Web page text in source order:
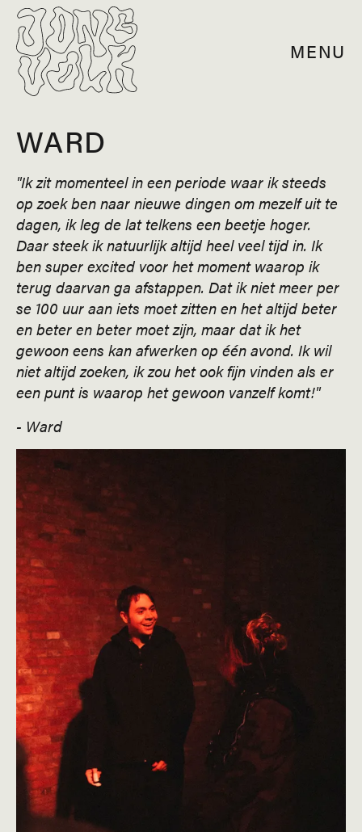
MENU
WARD
"Ik zit momenteel in een periode waar ik steeds
op zoek ben naar nieuwe dingen om mezelf uit te
dagen, ik leg de lat telkens een beetje hoger.
Daar steek ik natuurlijk altijd heel veel tijd in. Ik
ben super excited voor het moment waarop ik
terug daarvan ga afstappen. Dat ik niet meer per
se 100 uur aan iets moet zitten en het altijd beter
en beter en beter moet zijn, maar dat ik het
gewoon eens kan afwerken op één avond. Ik wil
niet altijd zoeken, ik zou het ook fijn vinden als er
een punt is waarop het gewoon vanzelf komt!"
- Ward